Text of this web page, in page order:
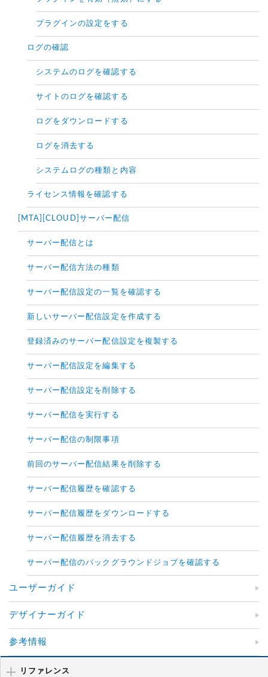
プラグインの設定をする
ログの確認
システムのログを確認する
サイトのログを確認する
ログをダウンロードする
ログを消去する
システムログの種類と内容
ライセンス情報を確認する
[MTA][CLOUD]サーバー配信
サーバー配信とは
サーバー配信方法の種類
サーバー配信設定の一覧を確認する
新しいサーバー配信設定を作成する
登録済みのサーバー配信設定を複製する
サーバー配信設定を編集する
サーバー配信設定を削除する
サーバー配信を実行する
サーバー配信の制限事項
前回のサーバー配信結果を削除する
サーバー配信履歴を確認する
サーバー配信履歴をダウンロードする
サーバー配信履歴を消去する
サーバー配信のバックグラウンドジョブを確認する
ユーザーガイド
デザイナーガイド
参考情報
リファレンス